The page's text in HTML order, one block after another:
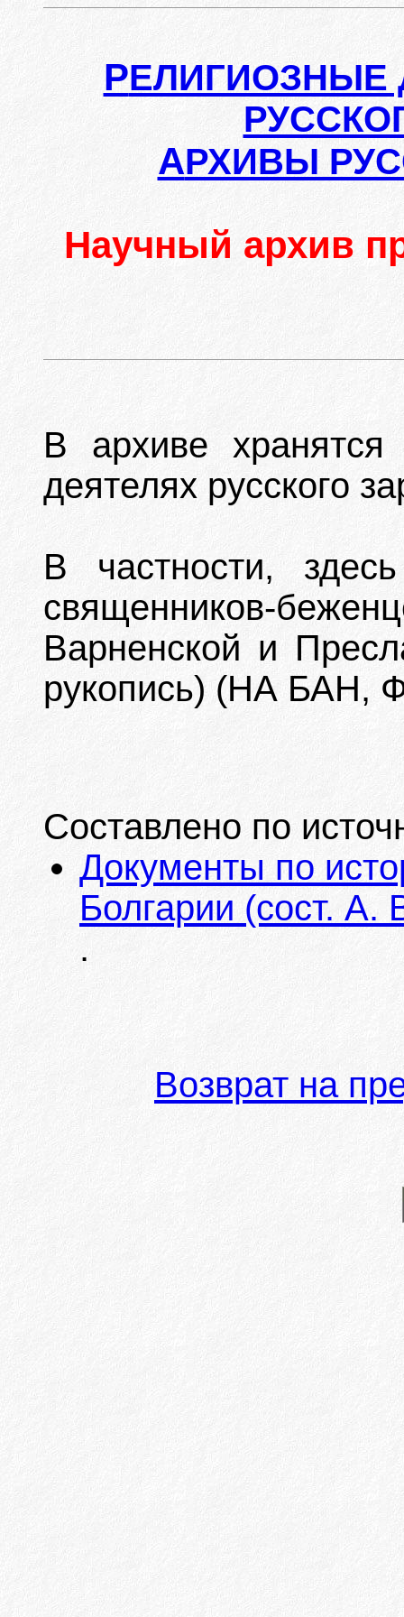
РЕЛИГИОЗНЫЕ
АРХИВЫ
Научный архив
В архиве
деятелях русского
В частности,
священников-
Варненской и
рукопись) (НА БАН,
Составлено по
Документы по
Болгарии (сост. А.
.
Возврат на